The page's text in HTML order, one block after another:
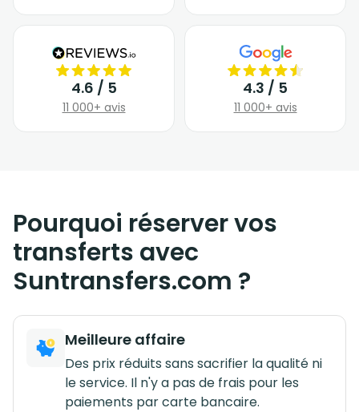
4.6 / 5
11 000+ avis
4.3 / 5
11 000+ avis
Pourquoi réserver vos
transferts avec
Suntransfers.com ?
Meilleure affaire
Des prix réduits sans sacrifier la qualité ni
le service. Il n'y a pas de frais pour les
paiements par carte bancaire.